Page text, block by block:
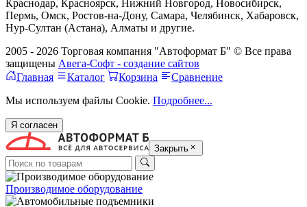
Краснодар, Красноярск, Нижний Новгород, Новосибирск,
Пермь, Омск, Ростов-на-Дону, Самара, Челябинск, Хабаровск,
Нур-Султан (Астана), Алматы и другие.
2005 - 2026 Торговая компания "Автоформат Б" © Все права
защищены Авега-Софт - создание сайтов
Главная
Каталог Корзина
Сравнение
Мы используем файлы Cookie. Подробнее...
Я согласен
Закрыть
Производимое оборудование